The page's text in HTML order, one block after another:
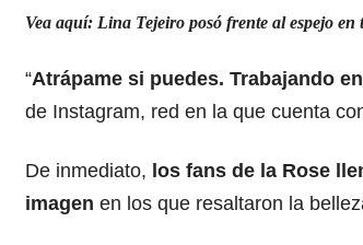
Vea aquí: Lina Tejeiro posó frente al espejo
“Atrápame si puedes. Trabajando
de Instagram, red en la que cuenta
De inmediato, los fans de la Rose
imagen en los que resaltaron la